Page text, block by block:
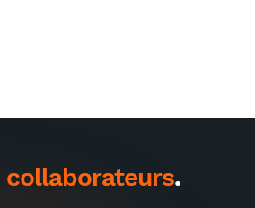
collaborateurs.